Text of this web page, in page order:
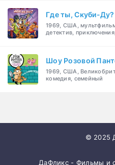
Где ты, Скуби-Ду?
1969, США,
детектив,
Шоу Розовой
1969, США,
комедия, семейный
© 2025
ДаФликс - Фильмы и